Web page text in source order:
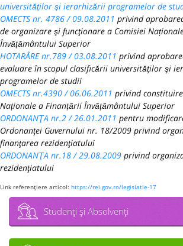
universităţilor şi ierarhizării programelor de
OMECTS nr. 4786 / 09.08.2011 privind
de organizare şi funcţionare a Comisiei
Învățământului Superior
HOTARÂRE nr.789 / 03.08.2011 privind
evaluare în scopul clasificării universităţilor şi
programelor de studii
OMECTS nr.4390 / 06.06.2011 privind
Naționale a Finanțării Învățământului Superior
ORDONANŢA nr.2 / 26.01.2011 pentru
Ordonanţei Guvernului nr. 18/2009 privind
finanţarea rezidenţiatului
ORDONANŢA nr.18 / 29.08.2009 privind
rezidenţiatului
Link referenţiere articol: https://rei.gov.ro/legislatie-17
Studenţi şi Absolvenţi